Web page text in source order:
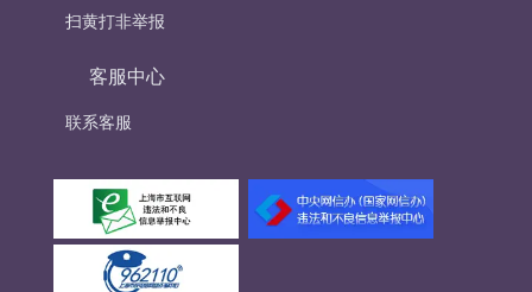
扫黄打非举报
客服中心
联系客服